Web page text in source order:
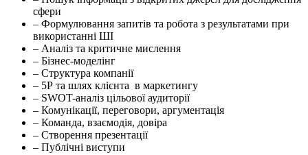
сфери
– Формулювання запитів та робота з результатами при
використанні ШІ
– Аналіз та критичне мислення
– Бізнес-моделінг
– Структура компанії
– 5Р та шлях клієнта в маркетингу
– SWOT-аналіз цільової аудиторії
– Комунікації, переговори, аргументація
– Команда, взаємодія, довіра
– Створення презентації
– Публічні виступи